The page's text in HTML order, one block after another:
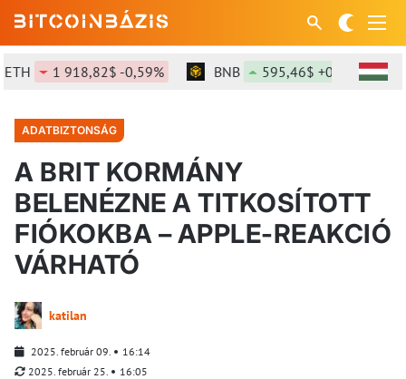
1 918,82$ -0,59% BNB 595,46$ +0,71%
ADATBIZTONSÁG
A BRIT KORMÁNY
BELENÉZNE A TITKOSÍTOTT
FIÓKOKBA – APPLE-REAKCIÓ
VÁRHATÓ
katilan
2025. február 09.
16:14
2025. február 25.
16:05